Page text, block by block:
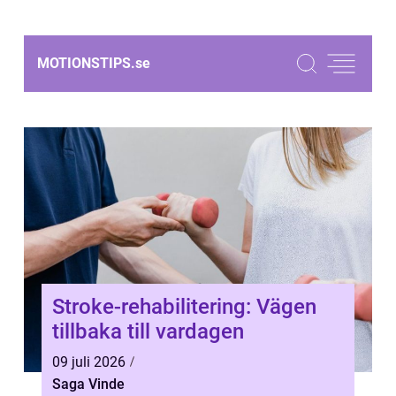
MOTIONSTIPS.se
Stroke-rehabilitering: Vägen
tillbaka till vardagen
09 juli 2026
Saga Vinde